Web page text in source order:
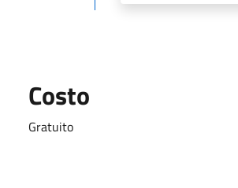
Costo
Gratuito